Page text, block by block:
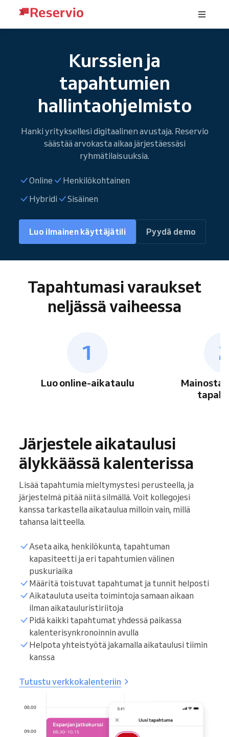
Kurssien ja
tapahtumien
hallintaohjelmisto
Hanki yrityksellesi digitaalinen avustaja. Reservio
säästää arvokasta aikaa järjestäessäsi
ryhmätilaisuuksia.
Online
Henkilökohtainen
Hybridi
Sisäinen
Luo ilmainen käyttäjätili Pyydä demo
Tapahtumasi varaukset
neljässä vaiheessa
Luo online-aikataulu
Mainosta
Järjestele aikataulusi
älykkäässä kalenterissa
Lisää tapahtumia mieltymystesi perusteella, ja
järjestelmä pitää niitä silmällä. Voit kollegojesi
kanssa tarkastella aikataulua milloin vain, millä
tahansa laitteella.
Aseta aika, henkilökunta, tapahtuman
kapasiteetti ja eri tapahtumien välinen
puskuriaika
Määritä toistuvat tapahtumat ja tunnit helposti
Aikatauluta useita toimintoja samaan aikaan
ilman aikatauluristiriitoja
Pidä kaikki tapahtumat yhdessä paikassa
kalenterisynkronoinnin avulla
Helpota yhteistyötä jakamalla aikataulusi tiimin
kanssa
Tutustu verkkokalenteriin